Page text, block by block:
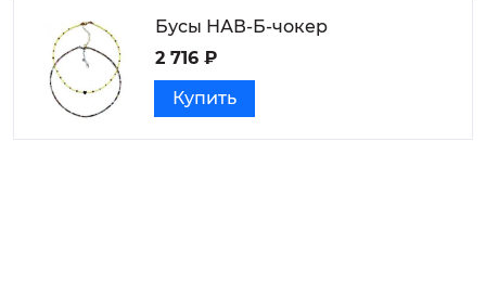
Бусы НАВ-Б-чокер
2 716 ₽
Купить